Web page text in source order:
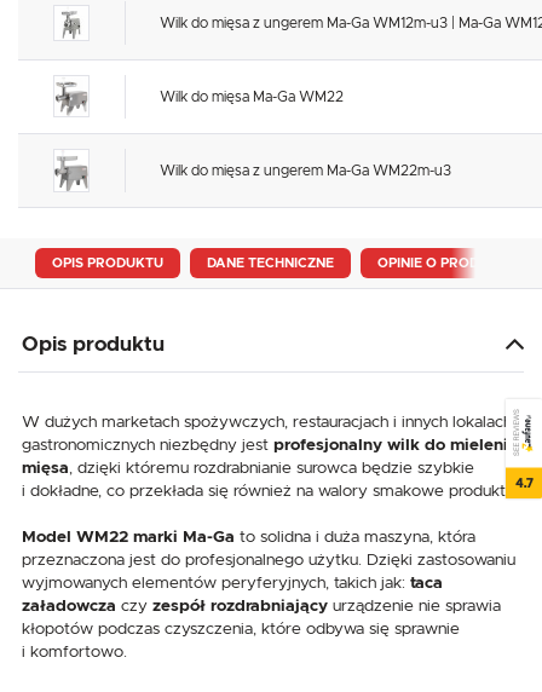
Wilk do mięsa z ungerem Ma-Ga WM12m-u3 | Ma-Ga
Wilk do mięsa Ma-Ga WM22
Wilk do mięsa z ungerem Ma-Ga WM22m-u3
OPIS PRODUKTU DANE TECHNICZNE OPINIE O PRODUKCIE
Opis produktu
W dużych marketach spożywczych, restauracjach i innych lokalach
gastronomicznych niezbędny jest profesjonalny wilk do mielenia
mięsa , dzięki któremu rozdrabnianie surowca będzie szybkie
i dokładne, co przekłada się również na walory smakowe produktu.
Model WM22 marki Ma-Ga to solidna i duża maszyna, która
przeznaczona jest do profesjonalnego użytku. Dzięki zastosowaniu
wyjmowanych elementów peryferyjnych, takich jak: taca
załadowcza czy zespół rozdrabniający urządzenie nie sprawia
kłopotów podczas czyszczenia, które odbywa się sprawnie
i komfortowo.
SEE REVIEWS
4.7